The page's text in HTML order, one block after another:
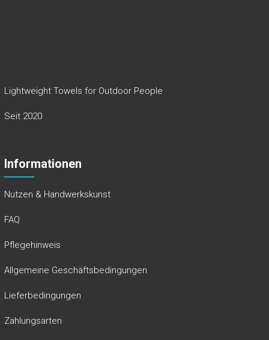
Lightweight Towels for Outdoor People
Seit 2020
Informationen
Nutzen & Handwerkskunst
FAQ
Pflegehinweis
Allgemeine Geschäftsbedingungen
Lieferbedingungen
Zahlungsarten